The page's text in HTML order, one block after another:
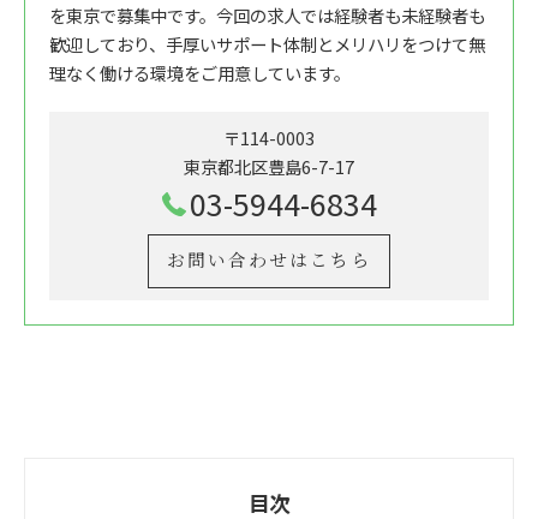
を東京で募集中です。今回の求人では経験者も未経験者も
歓迎しており、手厚いサポート体制とメリハリをつけて無
理なく働ける環境をご用意しています。
〒114-0003
東京都北区豊島6-7-17
03-5944-6834
お問い合わせはこちら
目次